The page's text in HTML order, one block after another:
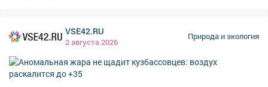
Погоды", в Кемеровев понедельник днём воздух
раскалится до +31, в четверг дневные температуры
опустятся до +25, а в выходные до +22. Такие же
данные показывает Gismeteo. Кроме того, солнечная
VSE42.RU
2 августа 2026
Природа и экология